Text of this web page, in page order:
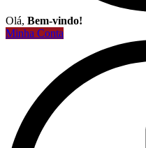
Olá, Bem-vindo!
Minha Conta